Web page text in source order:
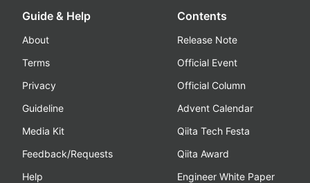
Guide & Help
About
Terms
Privacy
Guideline
Media Kit
Feedback/Requests
Help
Contents
Release Note
Official Event
Official Column
Advent Calendar
Qiita Tech Festa
Qiita Award
Engineer White Paper